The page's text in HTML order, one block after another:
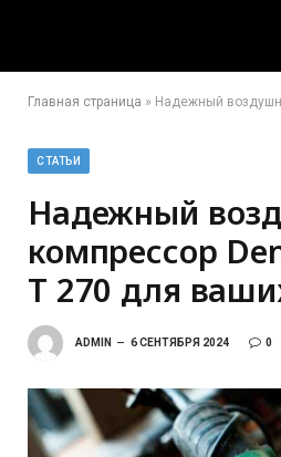
Главная страница » Надежный воздушный
СТАТЬИ
Надежный
компрессор
T 270 для
ADMIN 6 СЕНТЯБРЯ 2024 0